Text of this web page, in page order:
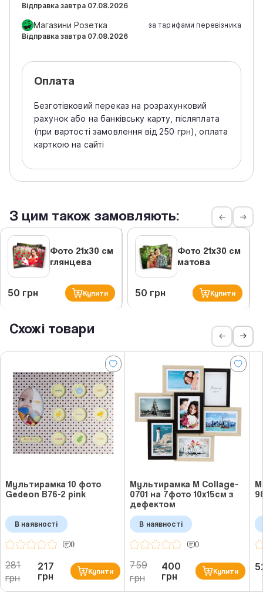
Відправка завтра 07.08.2026
Магазини Розетка
Відправка завтра 07.08.2026
за тарифами перевізника
Оплата
Безготівковий переказ на розрахунковий
рахунок або на банківську карту, післяплата
(при вартості замовлення від 250 грн), оплата
карткою на сайті
З цим також замовляють:
Фото 21х30 см
глянцева
50 грн Купити
Фото 21х30 см
матова
50 грн Купити
Схожі товари
Мультирамка 10 фото
Gedeon B76-2 pink
В наявності
0
281
грн
217
грн
Купити
Мультирамка M Collage-
0701 на 7фото 10x15см з
дефектом
В наявності
0
759
грн
400
грн
Купити